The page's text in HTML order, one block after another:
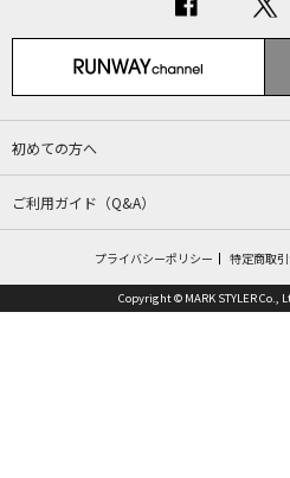
初めての方へ
ご利用ガイド（Q&A）
プライバシーポリシー 特定商取
Copyright © MARK STYLER Co.,